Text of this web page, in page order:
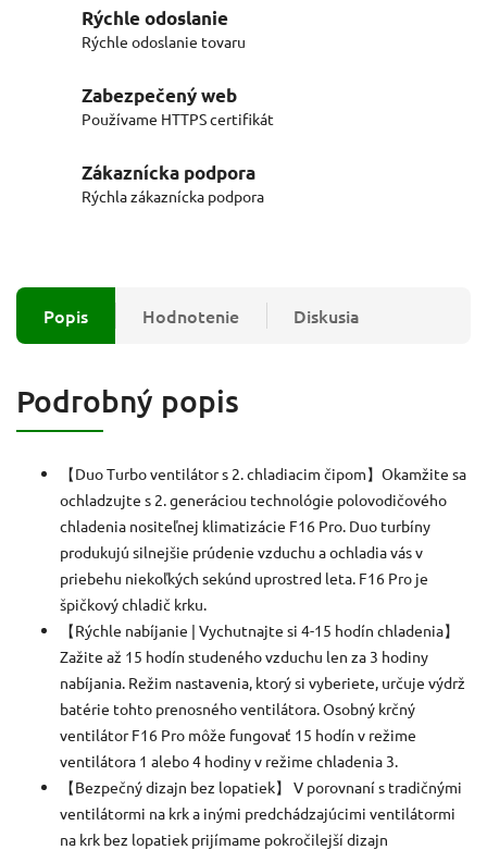
Rýchle odoslanie
Rýchle odoslanie tovaru
Zabezpečený web
Používame HTTPS certifikát
Zákaznícka podpora
Rýchla zákaznícka podpora
Popis Hodnotenie Diskusia
Podrobný popis
【Duo Turbo ventilátor s 2. chladiacim čipom】Okamžite sa
ochladzujte s 2. generáciou technológie polovodičového
chladenia nositeľnej klimatizácie F16 Pro. Duo turbíny
produkujú silnejšie prúdenie vzduchu a ochladia vás v
priebehu niekoľkých sekúnd uprostred leta. F16 Pro je
špičkový chladič krku.
【Rýchle nabíjanie | Vychutnajte si 4-15 hodín chladenia】
Zažite až 15 hodín studeného vzduchu len za 3 hodiny
nabíjania. Režim nastavenia, ktorý si vyberiete, určuje výdrž
batérie tohto prenosného ventilátora. Osobný krčný
ventilátor F16 Pro môže fungovať 15 hodín v režime
ventilátora 1 alebo 4 hodiny v režime chladenia 3.
【Bezpečný dizajn bez lopatiek】 V porovnaní s tradičnými
ventilátormi na krk a inými predchádzajúcimi ventilátormi
na krk bez lopatiek prijímame pokročilejší dizajn